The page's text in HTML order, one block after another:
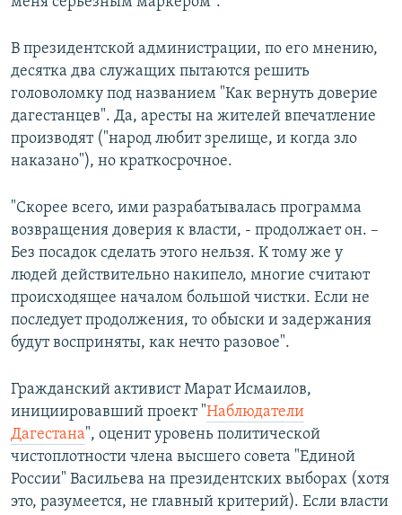
В президентской администрации, по его мнению,
десятка два служащих пытаются решить
головоломку под названием "Как вернуть доверие
дагестанцев". Да, аресты на жителей впечатление
производят ("народ любит зрелище, и когда зло
наказано"), но краткосрочное.
"Скорее всего, ими разрабатывалась программа
возвращения доверия к власти, - продолжает он. –
Без посадок сделать этого нельзя. К тому же у
людей действительно накипело, многие считают
происходящее началом большой чистки. Если не
последует продолжения, то обыски и задержания
будут восприняты, как нечто разовое".
Гражданский активист Марат Исмаилов,
инициировавший проект "Наблюдатели
Дагестана", оценит уровень политической
чистоплотности члена высшего совета "Единой
России" Васильева на президентских выборах (хотя
это, разумеется, не главный критерий). Если власти